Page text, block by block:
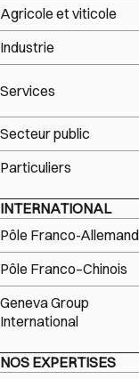
Agricole et viticole
Industrie
Services
Secteur public
Particuliers
INTERNATIONAL
Pôle Franco-Allemand
Pôle Franco–Chinois
Geneva Group
International
NOS EXPERTISES